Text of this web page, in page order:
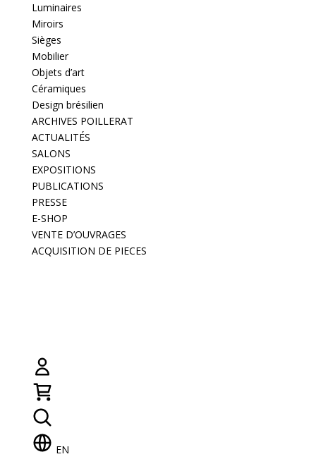
Luminaires
Miroirs
Sièges
Mobilier
Objets d’art
Céramiques
Design brésilien
ARCHIVES POILLERAT
ACTUALITÉS
SALONS
EXPOSITIONS
PUBLICATIONS
PRESSE
E-SHOP
VENTE D’OUVRAGES
ACQUISITION DE PIECES
EN